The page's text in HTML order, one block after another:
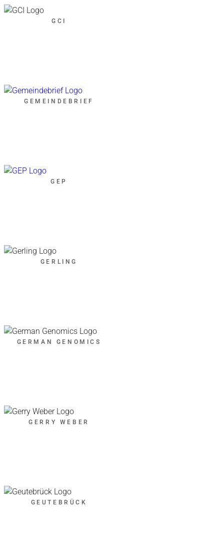
GCI
GEMEINDEBRIEF
GEP
GERLING
GERMAN GENOMICS
GERRY WEBER
GEUTEBRÜCK